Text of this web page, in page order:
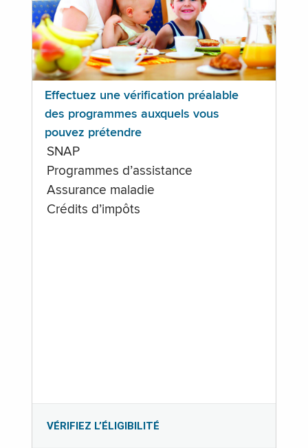
Effectuez une vérification préalable
des programmes auxquels vous
pouvez prétendre
SNAP
Programmes d’assistance
Assurance maladie
Crédits d’impôts
VÉRIFIEZ L’ÉLIGIBILITÉ